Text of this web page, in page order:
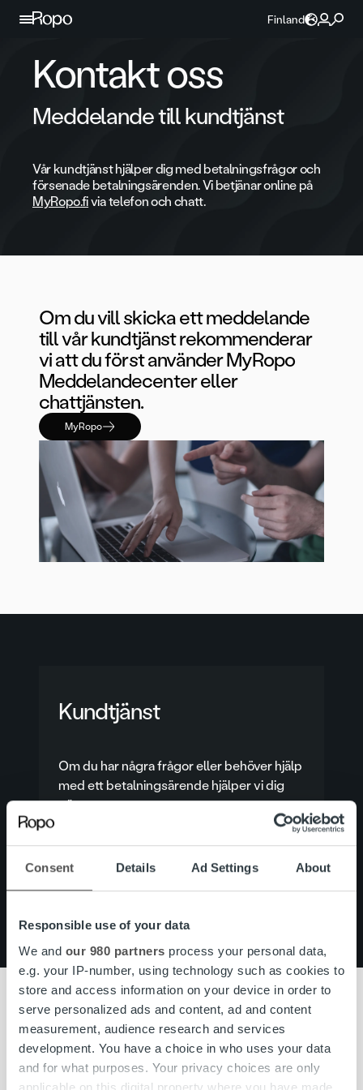
Consent Details Ad Settings About
Responsible use of your data
We and our 980 partners process your personal data,
e.g. your IP-number, using technology such as cookies to
store and access information on your device in order to
serve personalized ads and content, ad and content
measurement, audience research and services
development. You have a choice in who uses your data
and for what purposes. Your privacy choices are only
applicable on this digital property where you have made
Hoppa till innehållet
Finland
Kontakt oss
Meddelande till kundtjänst
Vår kundtjänst hjälper dig med betalningsfrågor och
försenade betalningsärenden. Vi betjänar online på
MyRopo.fivia telefon och chatt.
Om du vill skicka ett meddelande
till vår kundtjänst rekommenderar
vi att du först använder MyRopo
Meddelandecenter eller
chattjänsten.
MyRopo
Kundtjänst
Om du har några frågor eller behöver hjälp
med ett betalningsärende hjälper vi dig
gärna.
till kundtjänst Q & A
ge feedback MyRopo
Kundservice